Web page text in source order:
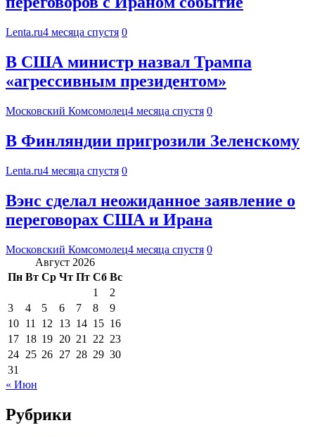
Lenta.ru4 месяца спустя 0
В США министр назвал Трампа
«агрессивным президентом»
Московский Комсомолец4 месяца спустя 0
В Финляндии пригрозили Зеленскому
Lenta.ru4 месяца спустя 0
Вэнс сделал неожиданное заявление о
переговорах США и Ирана
Московский Комсомолец4 месяца спустя 0
Август 2026
Пн Вт Ср Чт Пт Сб Вс
1
2
3
4 5 6 7 8
9
10 11 12 13 14 15 16
17 18 19 20 21 22 23
24 25 26 27 28 29 30
31
« Июн
Рубрики